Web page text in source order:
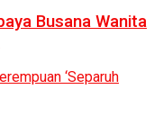
Busana Wanita